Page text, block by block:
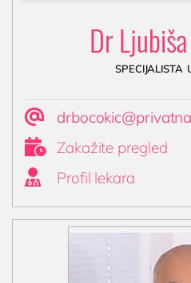
Dr
specijalista

 Zakažite pregled

Profil lekara